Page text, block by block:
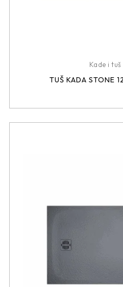
Kade i
TUŠ KADA STONE